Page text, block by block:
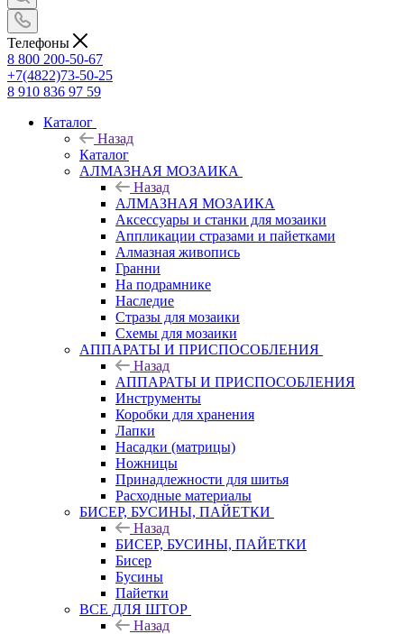
Телефоны
8 800 200-50-67
+7(4822)73-50-25
8 910 836 97 59
Каталог
Назад
Каталог
АЛМАЗНАЯ МОЗАИКА
Назад
АЛМАЗНАЯ МОЗАИКА
Аксессуары и станки для мозаики
Аппликации стразами и пайетками
Алмазная живопись
Гранни
На подрамнике
Наследие
Стразы для мозаики
Схемы для мозаики
АППАРАТЫ И ПРИСПОСОБЛЕНИЯ
Назад
АППАРАТЫ И ПРИСПОСОБЛЕНИЯ
Инструменты
Коробки для хранения
Лапки
Насадки (матрицы)
Ножницы
Принадлежности для шитья
Расходные материалы
БИСЕР, БУСИНЫ, ПАЙЕТКИ
Назад
БИСЕР, БУСИНЫ, ПАЙЕТКИ
Бисер
Бусины
Пайетки
ВСЕ ДЛЯ ШТОР
Назад